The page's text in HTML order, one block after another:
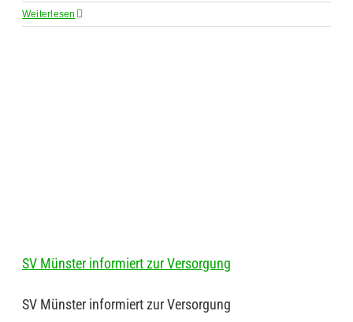
Weiterlesen
SV Münster informiert zur Versorgung
SV Münster informiert zur Versorgung